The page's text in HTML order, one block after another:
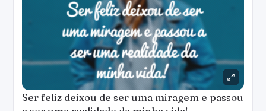
Ser feliz deixou de ser uma miragem e passou